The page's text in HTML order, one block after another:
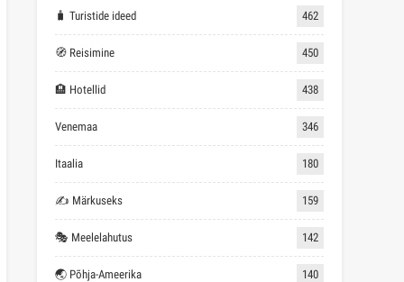
🧳 Turistide ideed 462
🧭 Reisimine 450
🏨 Hotellid 438
Venemaa 346
Itaalia 180
✍ Märkuseks 159
🎭 Meelelahutus 142
🌏 Põhja-Ameerika 140